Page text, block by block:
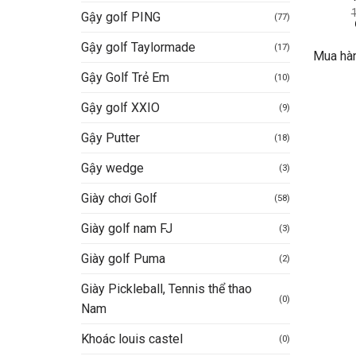
Gậy golf PING (77)
Gậy golf Taylormade (17)
Gậy Golf Trẻ Em (10)
Gậy golf XXIO (9)
Gậy Putter (18)
Gậy wedge (3)
Giày chơi Golf (58)
Giày golf nam FJ (3)
Giày golf Puma (2)
Giày Pickleball, Tennis thể thao
Nam
(0)
Khoác louis castel (0)
Mua